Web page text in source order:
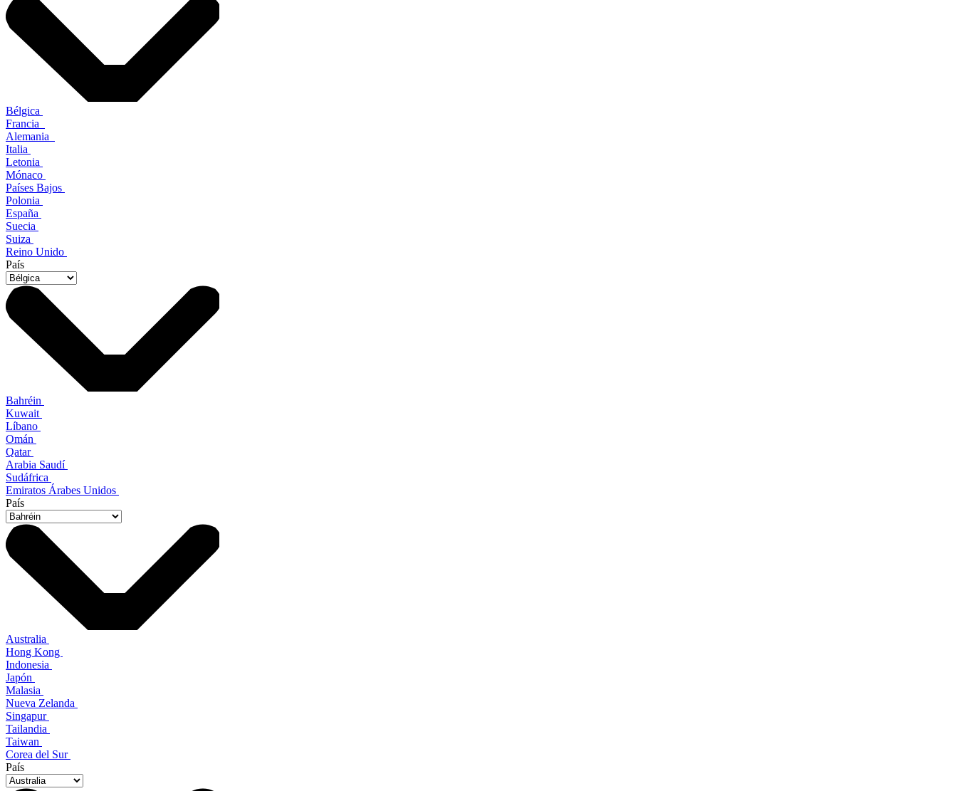
Bélgica
Francia
Alemania
Italia
Letonia
Mónaco
Países Bajos
Polonia
España
Suecia
Suiza
Reino Unido
País
Bahréin
Kuwait
Líbano
Omán
Qatar
Arabia Saudí
Sudáfrica
Emiratos Árabes Unidos
País
Australia
Hong Kong
Indonesia
Japón
Malasia
Nueva Zelanda
Singapur
Tailandia
Taiwan
Corea del Sur
País